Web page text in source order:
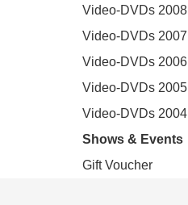
Video-DVDs 2008
Video-DVDs 2007
Video-DVDs 2006
Video-DVDs 2005
Video-DVDs 2004
Shows & Events
Gift Voucher